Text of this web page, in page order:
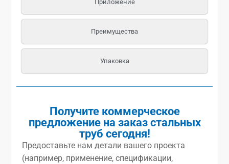
Приложение
Преимущества
Упаковка
Получите коммерческое
предложение на заказ стальных
труб сегодня!
Предоставьте нам детали вашего проекта
(например, применение, спецификации,